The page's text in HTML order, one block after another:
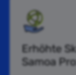
Erhöhte
Samoa